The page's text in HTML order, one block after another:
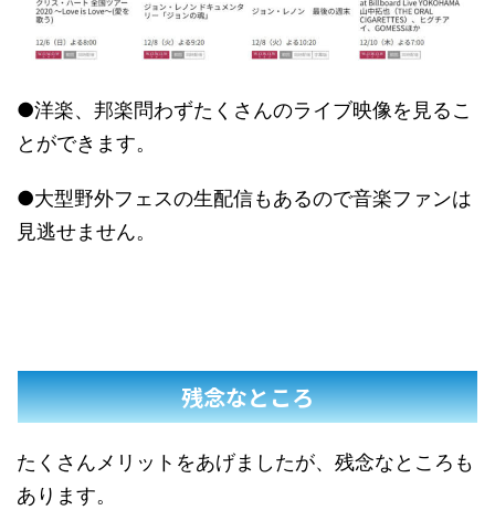
●洋楽、邦楽問わずたくさんのライブ映像を見るこ
とができます。
●大型野外フェスの生配信もあるので音楽ファンは
見逃せません。
残念なところ
たくさんメリットをあげましたが、残念なところも
あります。